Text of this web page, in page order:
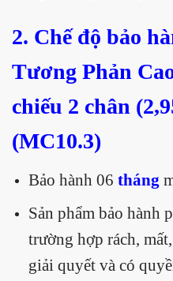
2. Chế độ bảo
Tương Phản
chiếu 2 chân
(MC10.3)
Bảo hành 06 tháng
Sản phẩm bảo hành
trường hợp rách,
giải quyết và có